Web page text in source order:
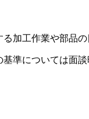
加工作業や部品の
準については面談